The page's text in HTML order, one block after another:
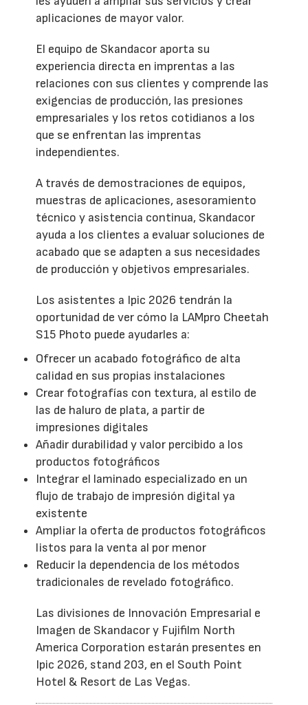
aplicaciones de mayor valor.
El equipo de Skandacor aporta su
experiencia directa en imprentas a las
relaciones con sus clientes y comprende las
exigencias de producción, las presiones
empresariales y los retos cotidianos a los
que se enfrentan las imprentas
independientes.
A través de demostraciones de equipos,
muestras de aplicaciones, asesoramiento
técnico y asistencia continua, Skandacor
ayuda a los clientes a evaluar soluciones de
acabado que se adapten a sus necesidades
de producción y objetivos empresariales.
Los asistentes a Ipic 2026 tendrán la
oportunidad de ver cómo la LAMpro Cheetah
S15 Photo puede ayudarles a:
Ofrecer un acabado fotográfico de alta
calidad en sus propias instalaciones
Crear fotografías con textura, al estilo de
las de haluro de plata, a partir de
impresiones digitales
Añadir durabilidad y valor percibido a los
productos fotográficos
Integrar el laminado especializado en un
flujo de trabajo de impresión digital ya
existente
Ampliar la oferta de productos fotográficos
listos para la venta al por menor
Reducir la dependencia de los métodos
tradicionales de revelado fotográfico.
Las divisiones de Innovación Empresarial e
Imagen de Skandacor y Fujifilm North
America Corporation estarán presentes en
Ipic 2026, stand 203, en el South Point
Hotel & Resort de Las Vegas.